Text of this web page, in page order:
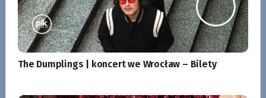
The Dumplings | koncert we Wrocław – Bilety